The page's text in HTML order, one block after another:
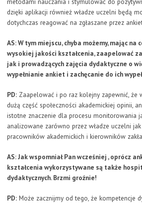
dzięki aplikacji również władze uczelni będą
dotychczas reagować na zgłaszane przez
AS: W tym miejscu, chyba możemy, mając na
wysokiej jakości kształcenia, zaapelować
jak i prowadzących zajęcia dydaktyczne o
wypełnianie ankiet i zachęcanie do ich
PD: Zaapelować i po raz kolejny zapewnić, że
dużą część społeczności akademickiej opinii,
istotne znaczenie dla procesu monitorowania
analizowane zarówno przez władze uczelni
pracowników akademickich i kierowników
AS: Jak wspomniał Pan wcześniej , oprócz
kształcenia wykorzystywane są także
dydaktycznych. Brzmi groźnie!
PD: Może zacznijmy od tego, że kompetencje